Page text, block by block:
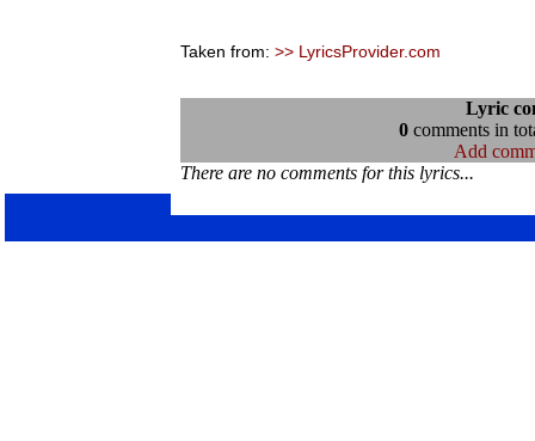
Taken from: >> LyricsProvider.com
Lyric
0comments in
Add
There are no comments for this lyrics...